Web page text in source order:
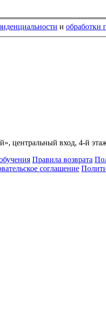
и обработки
центральный вход, 4-й
Правила возврата
соглашение